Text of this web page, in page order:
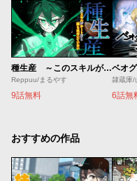
種生産 ～このスキルがチートだとまだ誰も気付いていない～
Reppuu/まるやす
9話無料
隷蔵庫/
6話無
おすすめの作品